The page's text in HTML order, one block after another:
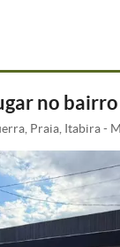
no
Praia, Itabira -